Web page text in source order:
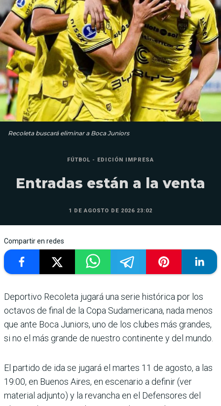
Recoleta buscará eliminar a Boca Juniors
FÚTBOL - EDICIÓN IMPRESA
Entradas están a la venta
1 DE AGOSTO DE 2026 23:02
Compartir en redes
Deportivo Recoleta jugará una serie histórica por los
octavos de final de la Copa Sudamericana, nada menos
que ante Boca Juniors, uno de los clubes más grandes,
si no el más grande de nuestro con­tinente y del mundo.
El par­tido de ida se jugará el mar­tes 11 de agosto, a las
19:00, en Buenos Aires, en escenario a definir (ver
material adjunto) y la revancha en el Defenso­res del